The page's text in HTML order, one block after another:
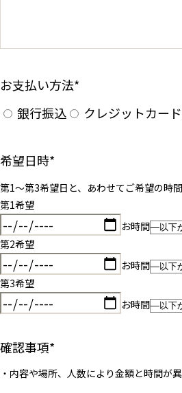
お支払い方法*
銀行振込
クレジットカー
希望日時*
第1〜第3希望日と、あわせてご希望の時
第1希望
お時間
第2希望
お時間
第3希望
お時間
確認事項*
・内容や場所、人数により金額と時間が異